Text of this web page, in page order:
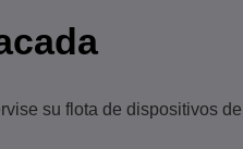
su flota de dispositivos